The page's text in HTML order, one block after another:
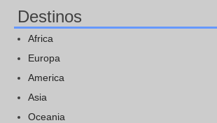
Destinos
Africa
Europa
America
Asia
Oceania